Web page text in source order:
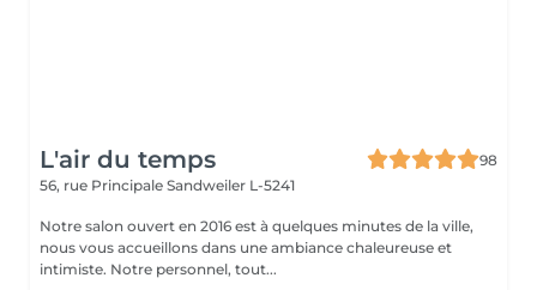
L'air du temps
98
56, rue Principale Sandweiler L-5241
Notre salon ouvert en 2016 est à quelques minutes de la ville,
nous vous accueillons dans une ambiance chaleureuse et
intimiste. Notre personnel, tout...